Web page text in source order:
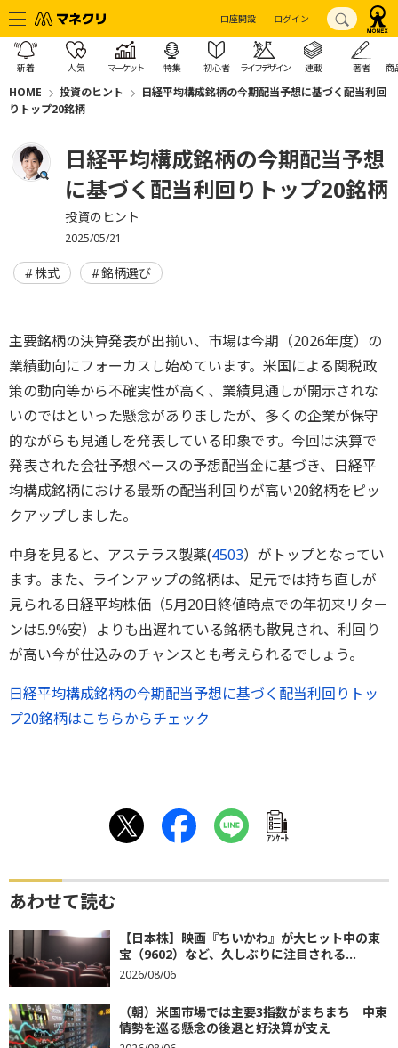
口座開設 ログイン
新着 人気 マーケット 特集 初心者 ライフデザイン 連載 著者 商
HOME 投資のヒント
日経平均構成銘柄の今期配当予想に基づく配当利回
りトップ20銘柄
日経平均構成銘柄の今期配当予想
に基づく配当利回りトップ20銘柄
投資のヒント
2025/05/21
株式 銘柄選び
主要銘柄の決算発表が出揃い、市場は今期（2026年度）の
業績動向にフォーカスし始めています。米国による関税政
策の動向等から不確実性が高く、業績見通しが開示されな
いのではといった懸念がありましたが、多くの企業が保守
的ながらも見通しを発表している印象です。今回は決算で
発表された会社予想ベースの予想配当金に基づき、日経平
均構成銘柄における最新の配当利回りが高い20銘柄をピッ
クアップしました。
中身を見ると、アステラス製薬(4503）がトップとなってい
ます。また、ラインアップの銘柄は、足元では持ち直しが
見られる日経平均株価（5月20日終値時点での年初来リター
ンは5.9%安）よりも出遅れている銘柄も散見され、利回り
が高い今が仕込みのチャンスとも考えられるでしょう。
日経平均構成銘柄の今期配当予想に基づく配当利回りトッ
プ20銘柄はこちらからチェック
ｱﾝｹｰﾄ
あわせて読む
【日本株】映画『ちいかわ』が大ヒット中の東
宝（9602）など、久しぶりに注目される...
2026/08/06
（朝）米国市場では主要3指数がまちまち 中東
情勢を巡る懸念の後退と好決算が支え